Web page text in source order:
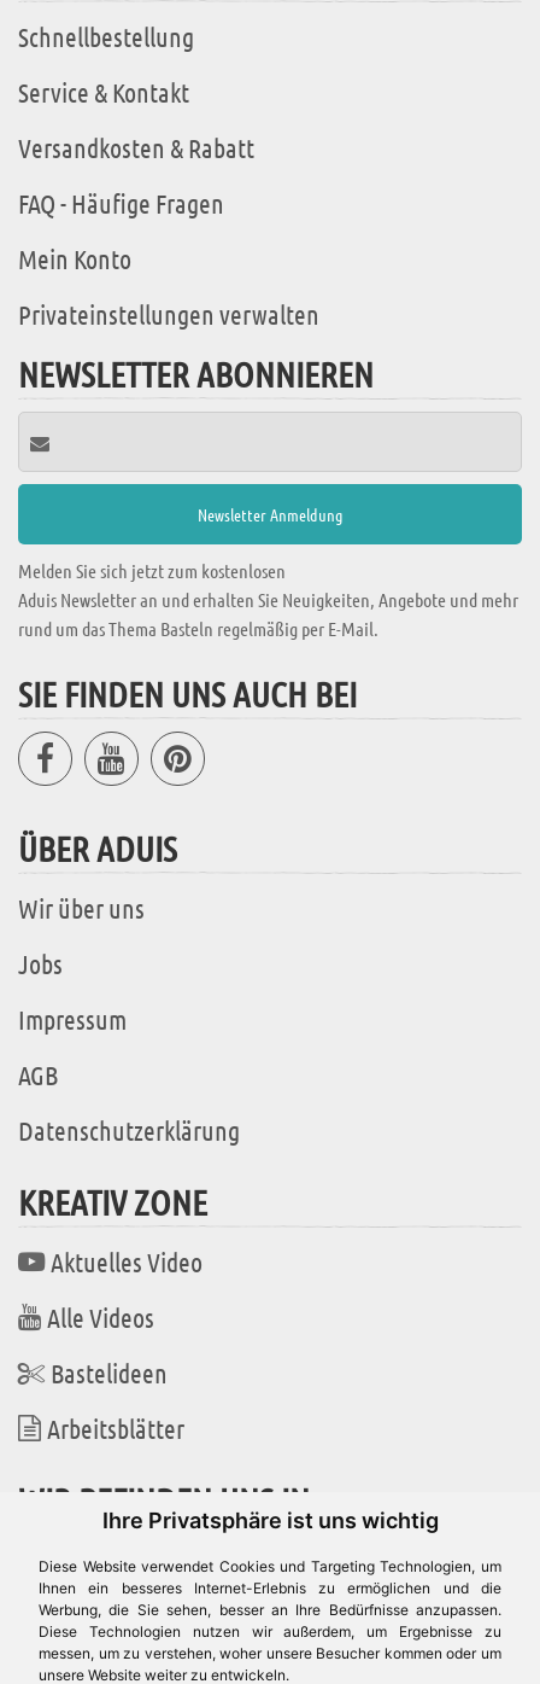
Ihre Privatsphäre ist uns wichtig
Diese Website verwendet Cookies und Targeting Technologien, um
Ihnen ein besseres Internet-Erlebnis zu ermöglichen und die
Werbung, die Sie sehen, besser an Ihre Bedürfnisse anzupassen.
Diese Technologien nutzen wir außerdem, um Ergebnisse zu
messen, um zu verstehen, woher unsere Besucher kommen oder um
unsere Website weiter zu entwickeln.
Schnellbestellung
Service & Kontakt
Versandkosten & Rabatt
FAQ - Häufige Fragen
Mein Konto
Privateinstellungen verwalten
NEWSLETTER ABONNIEREN
Melden Sie sich jetzt zum kostenlosen
Aduis Newsletter an und erhalten Sie Neuigkeiten, Angebote und mehr
rund um das Thema Basteln regelmäßig per E-Mail.
SIE FINDEN UNS AUCH BEI
ÜBER ADUIS
Wir über uns
Jobs
Impressum
AGB
Datenschutzerklärung
KREATIV ZONE
Aktuelles Video
Alle Videos
Bastelideen
Arbeitsblätter
WIR BEFINDEN UNS IN
Es gibt uns auch in